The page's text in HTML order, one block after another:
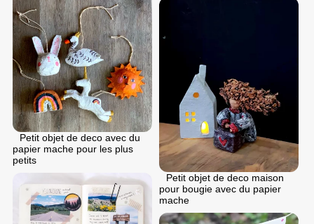
Petit objet de deco avec du
papier mache pour les plus
petits
Petit objet de deco maison
pour bougie avec du papier
mache